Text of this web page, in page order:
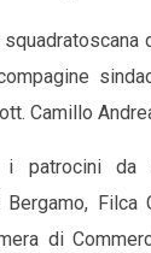
Camillo
patrocini da
Filca
di